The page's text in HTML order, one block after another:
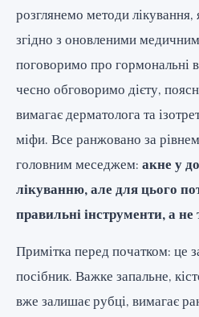
розглянемо методи
згідно з оновленими
поговоримо про гормональні
чесно обговоримо дієту,
вимагає дерматолога та
міфи. Все ранжовано за
головним меседжем: акне у
лікуванню, але для цього
правильні інструменти, а
Примітка перед початком: це
посібник. Важке запальне,
вже залишає рубці, вимагає